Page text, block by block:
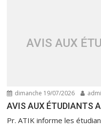
AVIS AUX
dimanche 19/07/2026
AVIS AUX ÉTUDIANTS
Pr. ATIK informe les